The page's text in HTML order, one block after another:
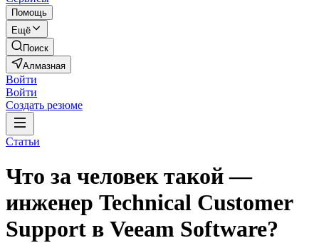
Помощь
Ещё
Поиск
Алмазная
Войти
Войти
Создать резюме
Статьи
Что за человек такой —
инженер Technical Customer
Support в Veeam Software?